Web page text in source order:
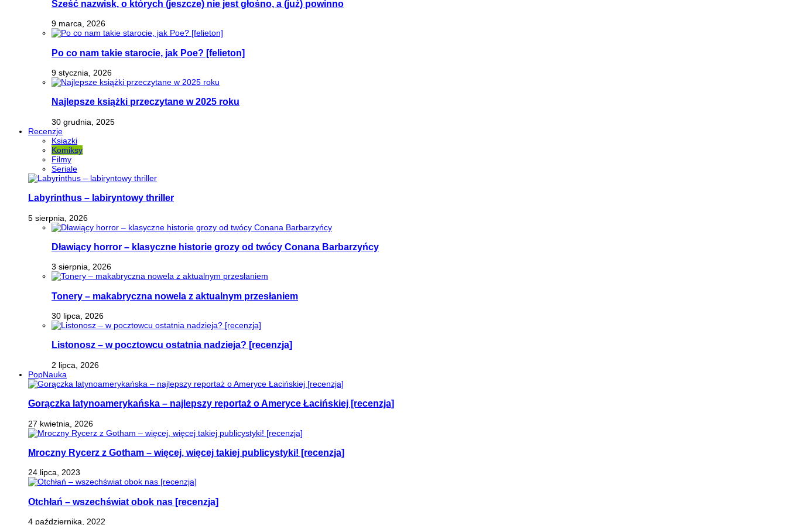
Sześć nazwisk, o których (jeszcze) nie jest głośno, a (już) powinno
9 marca, 2026
Po co nam takie starocie, jak Poe? [felieton]
9 stycznia, 2026
Najlepsze książki przeczytane w 2025 roku
30 grudnia, 2025
Recenzje
Ksiazki
Komiksy
Filmy
Seriale
Labyrinthus – labiryntowy thriller
5 sierpnia, 2026
Dławiący horror – klasyczne historie grozy od twócy Conana Barbarzyńcy
3 sierpnia, 2026
Tonery – makabryczna nowela z aktualnym przesłaniem
30 lipca, 2026
Listonosz – w pocztowcu ostatnia nadzieja? [recenzja]
2 lipca, 2026
PopNauka
Gorączka latynoamerykańska – najlepszy reportaż o Ameryce Łacińskiej [recenzja]
27 kwietnia, 2026
Mroczny Rycerz z Gotham – więcej, więcej takiej publicystyki! [recenzja]
24 lipca, 2023
Otchłań – wszechświat obok nas [recenzja]
4 października, 2022